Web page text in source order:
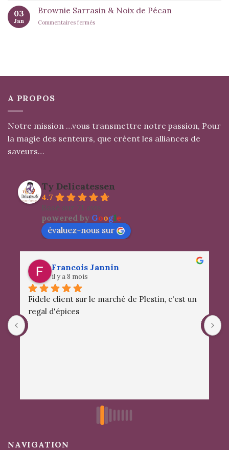
du
Gouter
« Vacances
03
Jan
Brownie Sarrasin & Noix de Pécan
Commentaires ferméssur
A PROPOS
Notre mission …vous transmettre notre passion, Pour
la magie des senteurs, que créent les alliances de
saveurs…
Ty Delicatessen
4.7
Basé sur 71 avis
powered by Google
évaluez-nous sur
Francois Jannin
il y a 8 mois
Fidele client sur le marché de Plestin, c'est un
regal d'épices
NAVIGATION